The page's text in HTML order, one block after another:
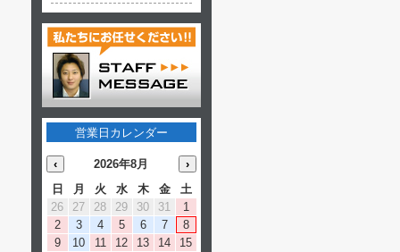
営業日カレンダー
‹ 2026年8月
›
日
月 火 水 木 金
土
26
27 28 29 30 31
1
2
3 4 5 6 7
8
9
10 11 12 13 14
15